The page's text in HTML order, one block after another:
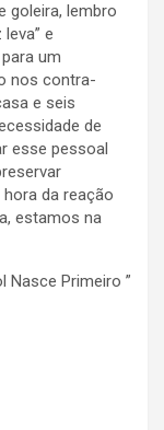
goleira, lembro
e
um
nos contra-
e seis
de
esse pessoal
da reação
estamos na
Nasce Primeiro ”